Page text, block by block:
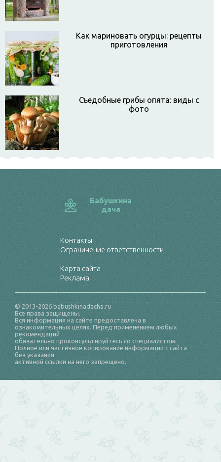
Как мариновать огурцы: рецепты
приготовления
Съедобные грибы опята: виды с
фото
Бабушкина
дача
Контакты
Ограничение ответственности
Карта сайта
Реклама
© 2013-2026 babushkinadacha.ru
Все права защищены.
Вся информация на сайте предоставлена в
ознакомительных целях. Перед применением любых
рекомендаций
обязательно проконсультируйтесь со специалистом.
Полное или частичное копирование информации с сайта
без указания
активной ссылки на него запрещено.